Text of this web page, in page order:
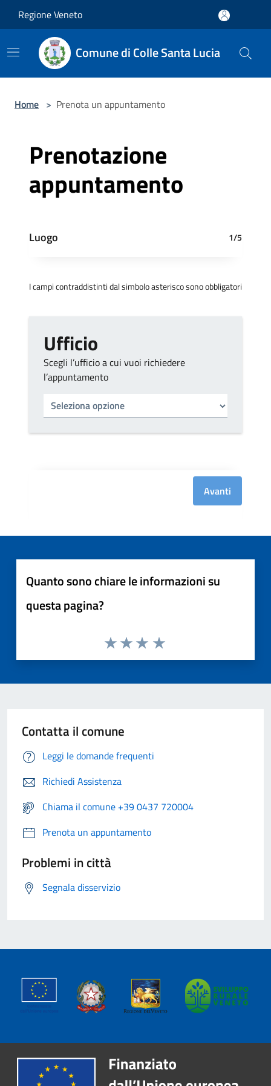
Regione Veneto
Comune di Colle Santa Lucia
Home > Prenota un appuntamento
Prenotazione
appuntamento
Luogo 1/5
I campi contraddistinti dal simbolo asterisco sono obbligatori
Ufficio
Scegli l’ufficio a cui vuoi richiedere
l’appuntamento
Tipo di ufficio
Avanti
Quanto sono chiare le informazioni su
questa pagina?
Contatta il comune
Leggi le domande frequenti
Richiedi Assistenza
Chiama il comune +39 0437 720004
Prenota un appuntamento
Problemi in città
Segnala disservizio